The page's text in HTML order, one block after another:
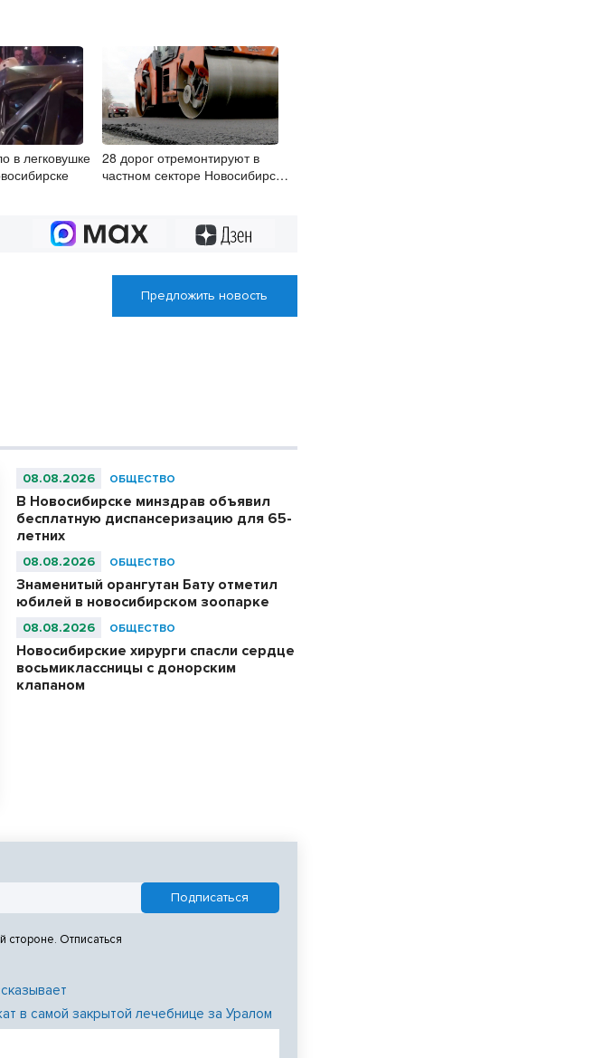
в легковушке
28 дорог отремонтируют в
частном секторе Новосибирска
Предложить новость
08.08.2026 ОБЩЕСТВО
В Новосибирске минздрав объявил
бесплатную диспансеризацию для 65-
летних
08.08.2026 ОБЩЕСТВО
Знаменитый орангутан Бату отметил
юбилей в новосибирском зоопарке
08.08.2026 ОБЩЕСТВО
Новосибирские хирурги спасли сердце
восьмиклассницы с донорским
клапаном
стороне. Отписаться
в самой закрытой лечебнице за Уралом